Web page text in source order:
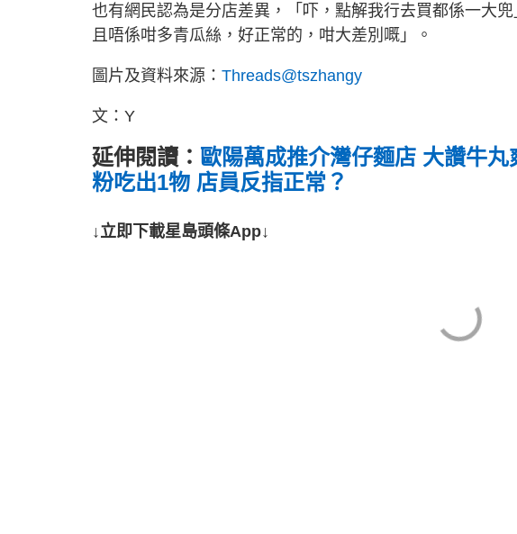
也有網民認為是分店差異，「吓，點解我行去買都係一大
且唔係咁多青瓜絲，好正常的，咁大差別嘅」。
圖片及資料來源： Threads@tszhangy
文：Y
延伸閱讀： 歐陽萬成推介灣仔麵店 大讚牛
粉吃出1物 店員反指正常？
↓立即下載星島頭條App↓